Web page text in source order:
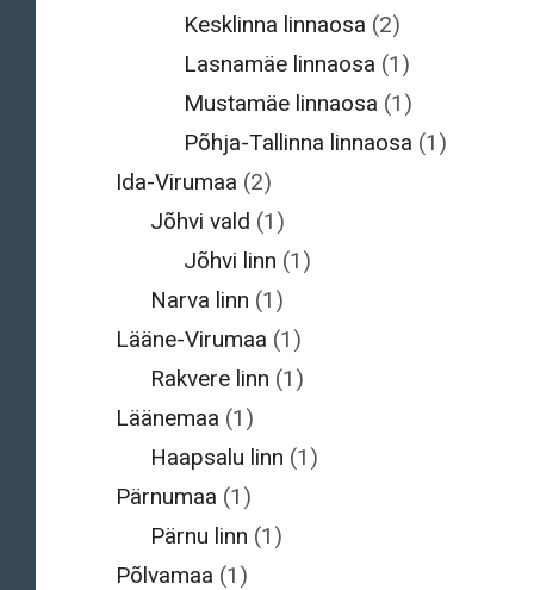
Kesklinna linnaosa (2)
Lasnamäe linnaosa (1)
Mustamäe linnaosa (1)
Põhja-Tallinna linnaosa (1)
Ida-Virumaa (2)
Jõhvi vald (1)
Jõhvi linn (1)
Narva linn (1)
Lääne-Virumaa (1)
Rakvere linn (1)
Läänemaa (1)
Haapsalu linn (1)
Pärnumaa (1)
Pärnu linn (1)
Põlvamaa (1)